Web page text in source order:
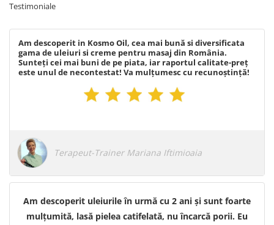
Testimoniale
Am descoperit in Kosmo Oil, cea mai bună si diversificata
gama de uleiuri si creme pentru masaj din România.
Sunteți cei mai buni de pe piata, iar raportul calitate-preț
este unul de necontestat! Va mulțumesc cu recunoștință!
Terapeut-Trainer Mariana Iftimioaia
Am descoperit uleiurile în urmă cu 2 ani și sunt foarte
mulțumită, lasă pielea catifelată, nu încarcă porii. Eu